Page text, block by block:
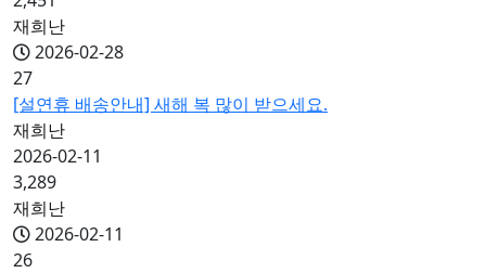
재희난
2026-02-28
27
[설연휴 배송안내] 새해 복 많이 받으세요.
재희난
2026-02-11
3,289
재희난
2026-02-11
26